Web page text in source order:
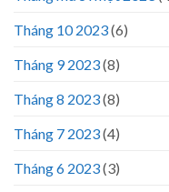
Tháng 10 2023(6)
Tháng 9 2023(8)
Tháng 8 2023(8)
Tháng 7 2023(4)
Tháng 6 2023(3)